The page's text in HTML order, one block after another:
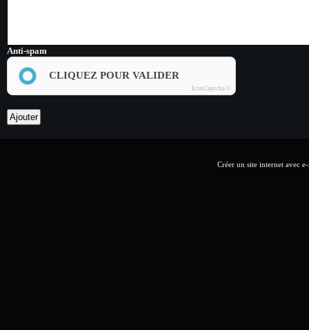
Anti-spam
CLIQUEZ POUR VALIDER
IconCaptcha ©
Créer un site internet avec